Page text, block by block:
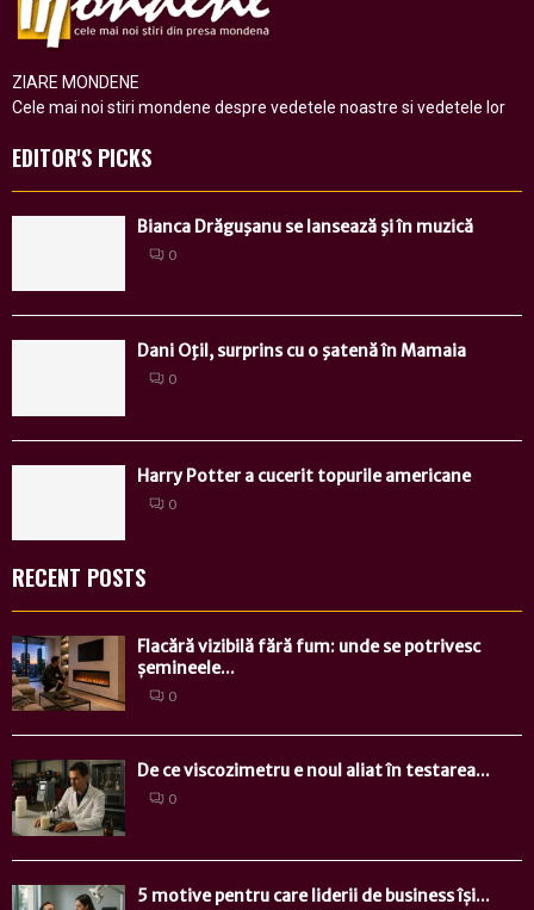
ZIARE MONDENE
Cele mai noi stiri mondene despre vedetele noastre si vedetele lor
EDITOR'S PICKS
Bianca Drăguşanu se lansează şi în muzică
0
Dani Oţil, surprins cu o şatenă în Mamaia
0
Harry Potter a cucerit topurile americane
0
RECENT POSTS
Flacără vizibilă fără fum: unde se potrivesc
șemineele...
0
De ce viscozimetru e noul aliat în testarea...
0
5 motive pentru care liderii de business își...